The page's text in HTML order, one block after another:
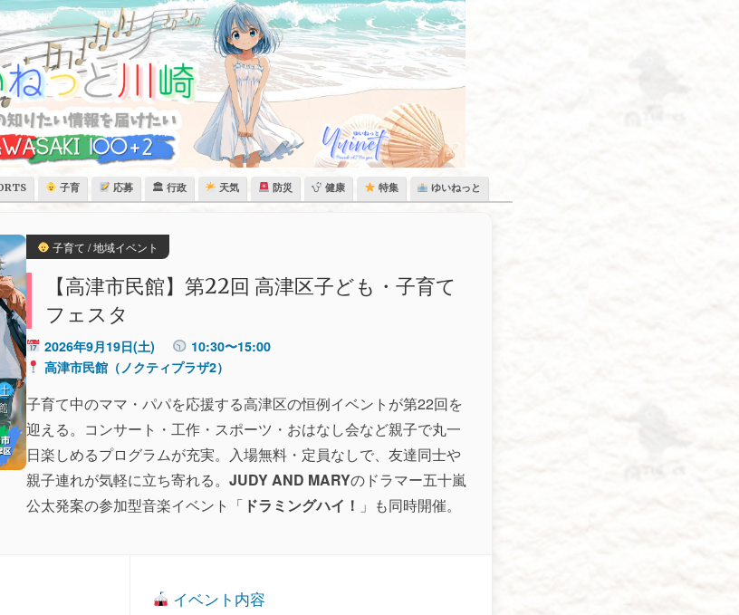
子育 応募 🏛 行政 天気 防災 健康 特集 ゆいねっと
子育て / 地域イベント
【高津市民館】第22回 高津区子ども・子育て
フェスタ
2026年9月19日(土)
10:30〜15:00
高津市民館（ノクティプラザ2）
子育て中のママ・パパを応援する高津区の恒例イベントが第22回を
迎える。コンサート・工作・スポーツ・おはなし会など親子で丸一
日楽しめるプログラムが充実。入場無料・定員なしで、友達同士や
親子連れが気軽に立ち寄れる。 JUDY AND MARYのドラマー五十嵐
公太発案の参加型音楽イベント「 ドラミングハイ！ 」も同時開催。
イベント内容